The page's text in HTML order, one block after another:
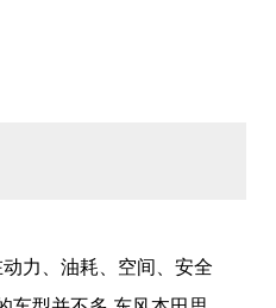
力、油耗、空间、安全